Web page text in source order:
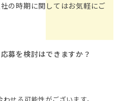
の時期に関してはお気軽にご
募を検討はできますか？